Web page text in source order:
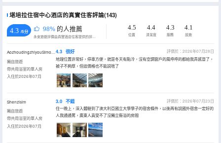
堪培拉住宿中心酒店的真實住客評論(143)
4.3 /5分 98% 的人推薦
永安旅遊評價由真實酒店住客提供的評價。
4.5
位置
4.4
清潔度
4.3
服務
4.1
設施
AozhoudingzhiyouSimon😄
獨自旅遊
帶共用浴室的單人房
入住於2026年07月
4.3 很好
評價於：2026年07月28日
地理位置非常好，停車方便，就是冬天有點冷，沒有空調窗戶的風呼呼的都給我弄感冒了，
被子不夠厚，但這價格也不能説啥了
Shenzisim
獨自旅遊
帶共用浴室的單人房
入住於2026年07月
3.0 不錯
評價於：2026年07月23日
住一晚上，深入體驗到了澳大利亞國立大學學子的宿舍條件，以後再有説國外宿舍一定好的
人我通通罵，廣東人真受不了沒獨立衞浴的房間